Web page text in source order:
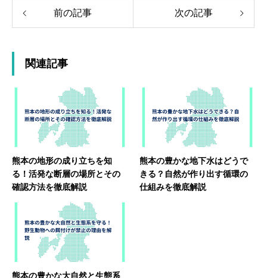
前の記事 次の記事
関連記事
熊本の地形の成り立ちを知
る！活発な断層の場所とその
確認方法を徹底解説
熊本の豊かな地下水はどうで
きる？自然が作り出す循環の
仕組みを徹底解説
熊本の豊かな大自然と生態系